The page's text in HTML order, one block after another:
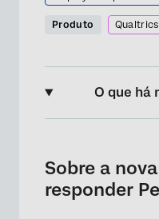
Produto Qualtrics
O que há
Visão geral das
Sobre a
responder